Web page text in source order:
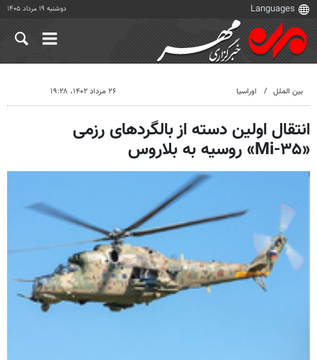
دوشنبه ۱۹ مرداد ۱۴۰۵
بین الملل اوراسیا ۲۶ مرداد ۱۴۰۲، ۱۹:۲۸
انتقال اولین دسته از بالگردهای رزمی
«Mi-۳۵» روسیه به بلاروس